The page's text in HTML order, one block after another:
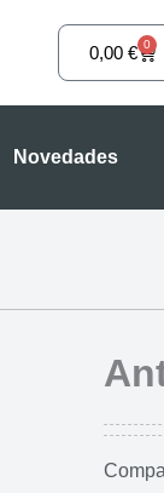
0,00 € 0
Novedades